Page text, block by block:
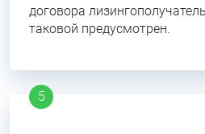
договора
таковой предусмотрен.